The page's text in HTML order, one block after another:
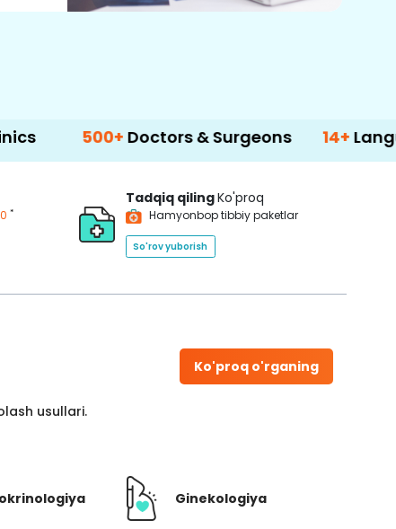
Doctors & Surgeons 14+Language
*
Tadqiq qilingKo'proq
Hamyonbop tibbiy paketlar
So'rov yuborish
Ko'proq o'rganing
usullari.
Ginekologiya